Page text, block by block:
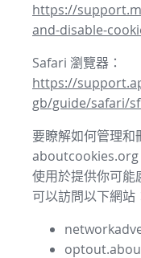
https://
and-disable-
Safari 瀏覽器：
https://
gb/guide/safari/
要瞭解如何管理
aboutcookies.org
使用於提供你可能
可以訪問以下網站